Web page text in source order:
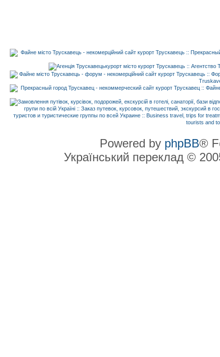
Powered by phpBB®
Український переклад ©